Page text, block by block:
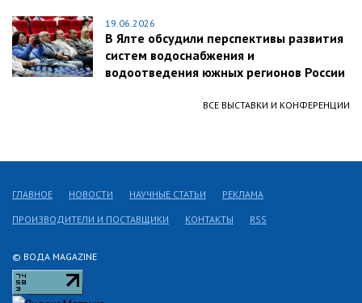
19.06.2026
В Ялте обсудили перспективы развития
систем водоснабжения и
водоотведения южных регионов России
ВСЕ ВЫСТАВКИ И КОНФЕРЕНЦИИ
© ВОДА MAGAZINE
ГЛАВНОЕ НОВОСТИ НАУЧНЫЕ СТАТЬИ РЕКЛАМА
ПРОИЗВОДИТЕЛИ И ПОСТАВЩИКИ КОНТАКТЫ RSS